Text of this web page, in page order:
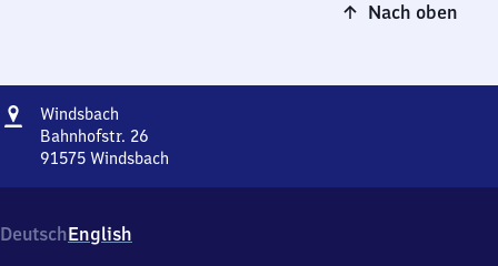
Nach oben
Adresse
Windsbach
Bahnhofstr. 26
91575 Windsbach
26,
9
DeutschEnglish